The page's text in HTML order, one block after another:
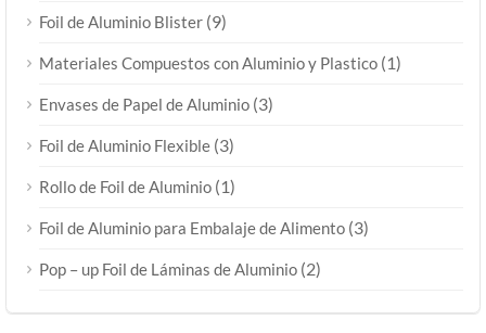
Foil de Aluminio Blister (9)
Materiales Compuestos con Aluminio y Plastico (1)
Envases de Papel de Aluminio (3)
Foil de Aluminio Flexible (3)
Rollo de Foil de Aluminio (1)
Foil de Aluminio para Embalaje de Alimento (3)
Pop – up Foil de Láminas de Aluminio (2)